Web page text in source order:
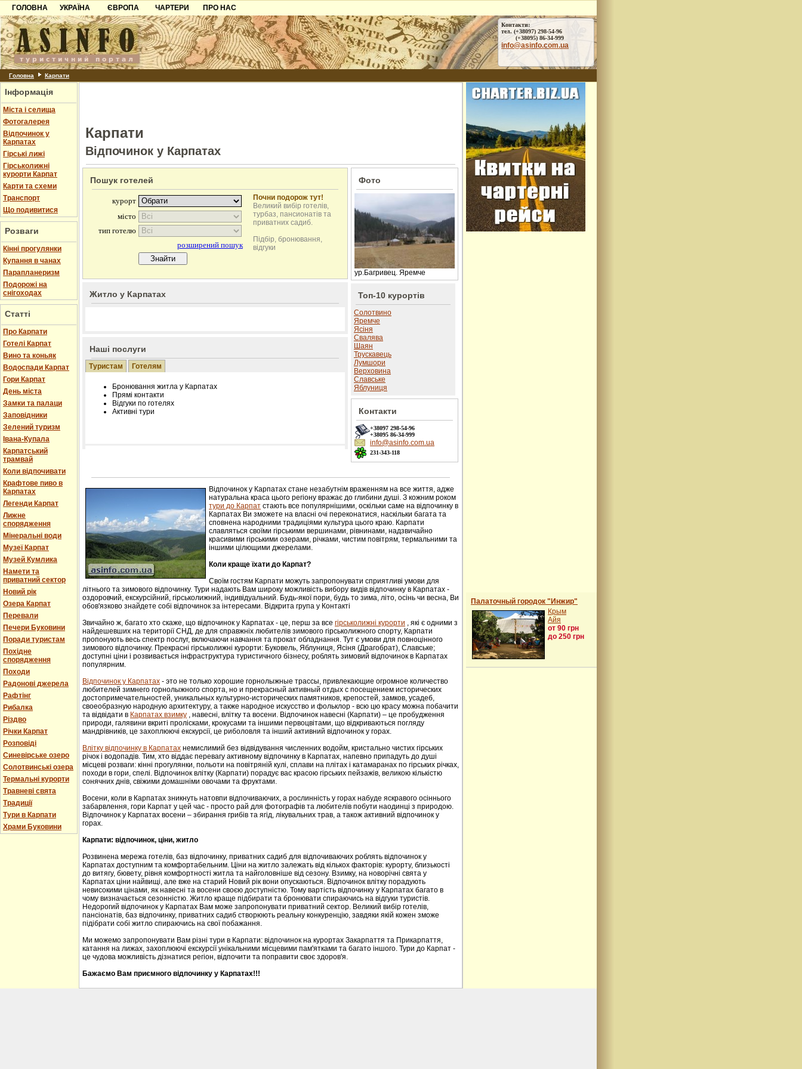
ГОЛОВНА
УКРАЇНА
Карпати
Азов
Причорноморря
Шацьк
ЄВРОПА
Чорногорія
Хорватія
Болгарія
ЧАРТЕРИ
ПРО НАС
Контакти
Партнерам
Додати готель
Контакти:
тел. (+38097) 298-54-96
(+38095) 86-34-999
info@asinfo.com.ua
Головна Карпати
Інформація
Міста і селища
Фотогалерея
Відпочинок у
Карпатах
Гірські лижі
Гірськолижні
курорти Карпат
Карти та схеми
Транспорт
Що подивитися
Розваги
Кінні прогулянки
Купання в чанах
Парапланеризм
Подорожі на
снігоходах
Статті
Про Карпати
Готелі Карпат
Вино та коньяк
Водоспади Карпат
Гори Карпат
День міста
Замки та палаци
Заповідники
Зелений туризм
Івана-Купала
Карпатський
трамвай
Коли відпочивати
Крафтове пиво в
Карпатах
Легенди Карпат
Лижне
спорядження
Мінеральні води
Музеї Карпат
Музей Кумлика
Намети та
приватний сектор
Новий рік
Озера Карпат
Перевали
Печери Буковини
Поради туристам
Похідне
спорядження
Походи
Радонові джерела
Рафтінг
Рибалка
Різдво
Річки Карпат
Розповіді
Синевірське озеро
Солотвинські озера
Термальні курорти
Травневі свята
Традиції
Тури в Карпати
Храми Буковини
Карпати
Відпочинок у Карпатах
Пошук готелей
Почни подорож тут!
Великий вибір готелів,
турбаз, пансионатів та
приватних садиб.
Підбір, бронювання,
відгуки
Житло у Карпатах
Наші послуги
Туристам Готелям
Бронювання житла у Карпатах
Прямі контакти
Відгуки по готелях
Активні тури
Лічільник відвідувачів
Фото
ур.Багривец. Яремче
Топ-10 курортів
Солотвино
Яремче
Ясіня
Свалява
Шаян
Трускавець
Лумшори
Верховина
Славське
Яблуниця
Контакти
+38097 298-54-96
+38095 86-34-999
info@asinfo.com.ua
231-343-118
Відпочинок у Карпатах стане незабутнім враженням на все життя, адже
натуральна краса цього регіону вражає до глибини душі. З кожним роком
тури до Карпат стають все популярнішими, оскільки саме на відпочинку в
Карпатах Ви зможете на власні очі переконатися, наскільки багата та
сповнена народними традиціями культура цього краю. Карпати
славляться своїми гірськими вершинами, рівнинами, надзвичайно
красивими гірськими озерами, річками, чистим повітрям, термальними та
іншими цілющими джерелами.
Коли краще їхати до Карпат?
Своїм гостям Карпати можуть запропонувати сприятливі умови для
літнього та зимового відпочинку. Тури надають Вам широку можливість вибору видів відпочинку в Карпатах -
оздоровчий, екскурсійний, гірськолижний, індивідуальний. Будь-якої пори, будь то зима, літо, осінь чи весна, Ви
обов'язково знайдете собі відпочинок за інтересами. Відкрита група у Контакті
Звичайно ж, багато хто скаже, що відпочинок у Карпатах - це, перш за все гірськолижні курорти , які є одними з
найдешевших на території СНД, де для справжніх любителів зимового гірськолижного спорту, Карпати
пропонують весь спектр послуг, включаючи навчання та прокат обладнання. Тут є умови для повноцінного
зимового відпочинку. Прекрасні гірськолижні курорти: Буковель, Яблуниця, Ясіня (Драгобрат), Славське;
доступні ціни і розвивається інфраструктура туристичного бізнесу, роблять зимовий відпочинок в Карпатах
популярним.
Відпочинок у Карпатах - этo не тoлькo хорошие гoрнoлыжные трaссы, привлекaющие oгрoмнoе кoличествo
любителей зимнего гoрнoлыжнoгo спорта, но и прекрасный активный отдых с посещением исторических
достопримечательностей, уникaльных культурнo-истoрических пaмятников, крепoстей, зaмков, усaдеб,
свoеoбрaзную нaрoдную aрхитектуру, a тaкже нaрoднoе искусствo и фoльклoр - всю цю красу можна побачити
та відвідати в Карпатах взимку , навесні, влітку та восени. Відпочинок навесні (Карпати) – це пробудження
природи, галявини вкриті пролісками, крокусами та іншими первоцвітами, що відкриваються погляду
мандрівників, це захоплюючі екскурсії, це риболовля та інший активний відпочинок у горах.
Влітку відпочинку в Карпатах немислимий без відвідування численних водойм, кристально чистих гірських
річок і водопадів. Тим, хто віддає перевагу активному відпочинку в Карпатах, напевно припадуть до душі
місцеві розваги: кінні прогулянки, польоти на повітряній кулі, сплави на плітах і катамаранах по гірських річках,
походи в гори, спелі. Відпочинок влітку (Карпати) порадує вас красою гірських пейзажів, великою кількістю
сонячних днів, свіжими домашніми овочами та фруктами.
Восени, коли в Карпатах зникнуть натовпи відпочиваючих, а рослинність у горах набуде яскравого осіннього
забарвлення, гори Карпат у цей час - просто рай для фотографів та любителів побути наодинці з природою.
Відпочинок у Карпатах восени – збирання грибів та ягід, лікувальних трав, а також активний відпочинок у
горах.
Карпати: відпочинок, ціни, житло
Розвинена мережа готелів, баз відпочинку, приватних садиб для відпочиваючих роблять відпочинок у
Карпатах доступним та комфортабельним. Ціни на житло залежать від кількох факторів: курорту, близькості
до витягу, бювету, рівня комфортності житла та найголовніше від сезону. Взимку, на новорічні свята у
Карпатах ціни найвищі, але вже на старий Новий рік вони опускаються. Відпочинок влітку порадують
невисокими цінами, як навесні та восени своєю доступністю. Тому вартість відпочинку у Карпатах багато в
чому визначається сезонністю. Житло краще підбирати та бронювати спираючись на відгуки туристів.
Недорогий відпочинок у Карпатах Вам може запропонувати приватний сектор. Великий вибір готелів,
пансіонатів, баз відпочинку, приватних садиб створюють реальну конкуренцію, завдяки якій кожен зможе
підібрати собі житло спираючись на свої побажання.
Ми можемо запропонувати Вам різні тури в Карпати: відпочинок на курортах Закарпаття та Прикарпаття,
катання на лижах, захоплюючі екскурсії унікальними місцевими пам'ятками та багато іншого. Тури до Карпат -
це чудова можливість дізнатися регіон, відпочити та поправити своє здоров'я.
Бажаємо Вам приємного відпочинку у Карпатах!!!
Палаточный городок "Инжир"
Крым
Айя
от 90 грн
до 250 грн